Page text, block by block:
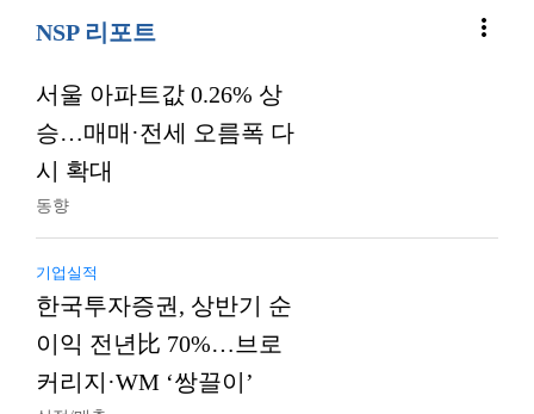
NSP 리포트 more_vert
서울 아파트값 0.26% 상
승…매매·전세 오름폭 다
시 확대
동향
기업실적
한국투자증권, 상반기 순
이익 전년比 70%…브로
커리지·WM ‘쌍끌이’